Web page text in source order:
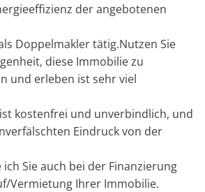
der angebotenen
Doppelmakler tätig.Nutzen Sie
diese Immobilie zu
und erleben ist sehr viel
kostenfrei und unverbindlich, und
Eindruck von der
Sie auch bei der Finanzierung
Vermietung Ihrer Immobilie.